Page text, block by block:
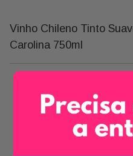
Vinho Chileno Tinto
Carolina 750ml
22%